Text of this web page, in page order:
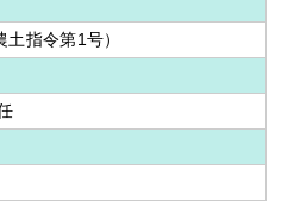
指令第1号）